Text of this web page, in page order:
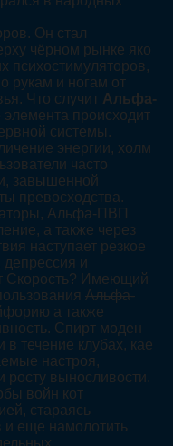
Он стал
чёрном рынке яко
психостимуляторов,
рукам и ногам от
Что случит Альфа-
происходит
системы.
энергии, холм
часто
завышенной
превосходства.
Альфа-ПВП
а также через
наступает резкое
депрессия и
Скорость? Имеющий
Альфа-
а также
Спирт моден
течение клубах, кае
настроя,
выносливости.
войн кот
стараясь
и еще намолотить